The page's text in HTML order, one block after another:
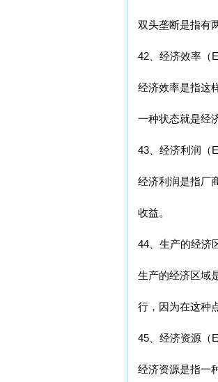
双头垄断是指有
42、经济效率（
经济效率是指这
一种状态就是经
43、经济利润（
经济利润是指厂
收益。
44、生产的经济
生产的经济区域
行，因为在这种
45、经济资源（
经济资源是指一